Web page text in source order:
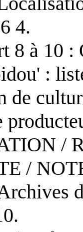
4.
8 à 10 :
:
/
/